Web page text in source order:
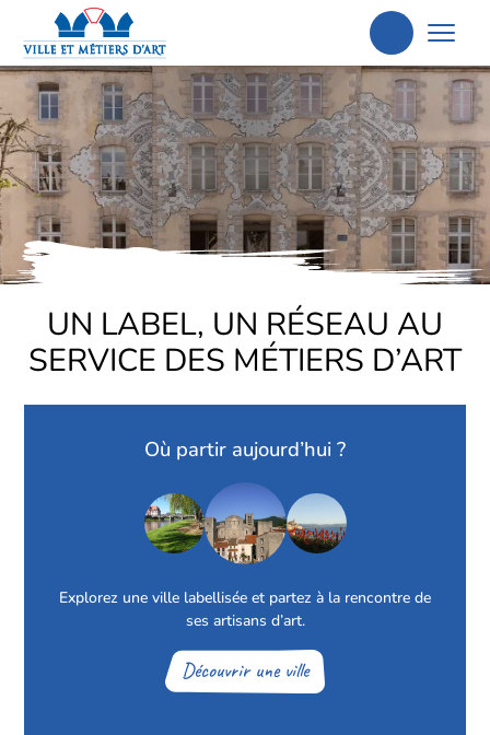
Aller
à
la
recherche
UN LABEL, UN RÉSEAU AU
SERVICE DES MÉTIERS D’ART
Où partir aujourd’hui ?
Explorez une ville labellisée et partez à la rencontre de
ses artisans d’art.
Découvrir une ville